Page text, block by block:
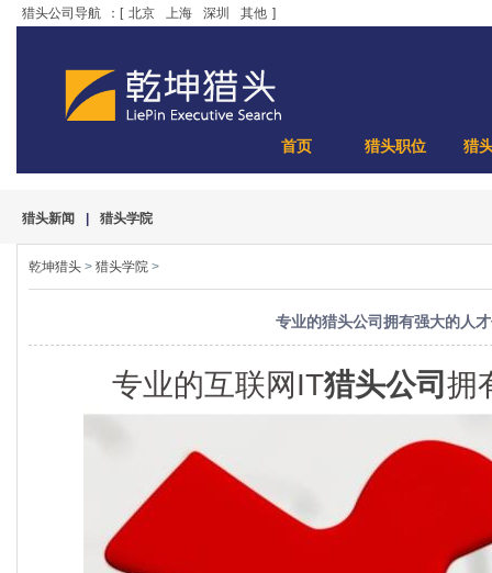
猎头公司导航 ：[ 北京 上海 深圳 其他 ]
首页 猎头职位 猎
猎头新闻 猎头学院
乾坤猎头 > 猎头学院 >
专业的猎头公司拥有强大的人
专业的互联网IT猎头公司拥